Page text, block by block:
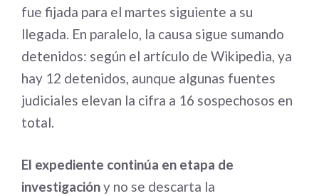
fue fijada para el martes siguiente a su
llegada. En paralelo, la causa sigue sumando
detenidos: según el artículo de Wikipedia, ya
hay 12 detenidos, aunque algunas fuentes
judiciales elevan la cifra a 16 sospechosos en
total.
El expediente continúa en etapa de
investigacióny no se descarta la